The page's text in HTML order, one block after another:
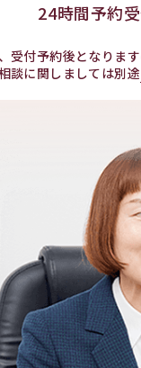
24時間予約
受付予約後となりま
談に関しましては別途